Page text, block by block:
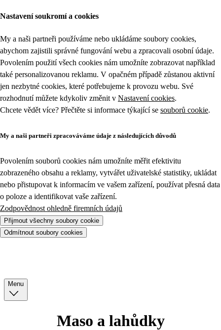
Nastavení soukromí a cookies
My a naši partneři používáme nebo ukládáme soubory cookies,
abychom zajistili správné fungování webu a zpracovali osobní údaje.
Povolením použití všech cookies nám umožníte zobrazovat například
také personalizovanou reklamu. V opačném případě zůstanou aktivní
jen nezbytné cookies, které potřebujeme k provozu webu. Své
rozhodnutí můžete kdykoliv změnit v Nastavení cookies.
Chcete vědět více? Přečtěte si informace týkající se souborů cookie.
My a naši partneři zpracováváme údaje z následujících důvodů
Povolením souborů cookies nám umožníte měřit efektivitu
zobrazeného obsahu a reklamy, vytvářet uživatelské statistiky, ukládat
nebo přistupovat k informacím ve vašem zařízení, používat přesná data
o poloze a identifikovat vaše zařízení.
Zodpovědnost ohledně firemních údajů
Přijmout všechny soubory cookie
Odmítnout soubory cookies
Menu
Maso a lahůdky